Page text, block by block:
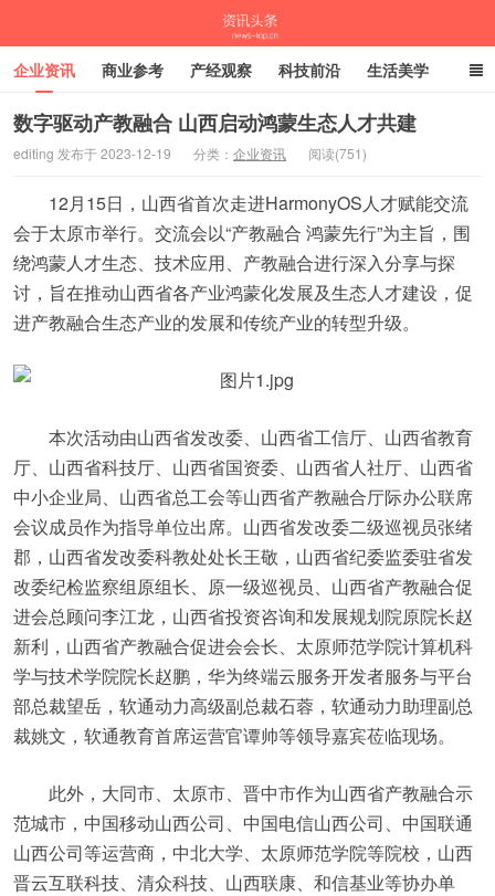
企业资讯 商业参考 产经观察 科技前沿 生活美学
时尚潮流 母婴亲子 专栏
数字驱动产教融合 山西启动鸿蒙生态人才共建
editing 发布于 2023-12-19 分类： 企业资讯 阅读(751)
12月15日，山西省首次走进HarmonyOS人才赋能交流
会于太原市举行。交流会以“产教融合 鸿蒙先行”为主旨，围
绕鸿蒙人才生态、技术应用、产教融合进行深入分享与探
讨，旨在推动山西省各产业鸿蒙化发展及生态人才建设，促
进产教融合生态产业的发展和传统产业的转型升级。
本次活动由山西省发改委、山西省工信厅、山西省教育
厅、山西省科技厅、山西省国资委、山西省人社厅、山西省
中小企业局、山西省总工会等山西省产教融合厅际办公联席
会议成员作为指导单位出席。山西省发改委二级巡视员张绪
郡，山西省发改委科教处处长王敬，山西省纪委监委驻省发
改委纪检监察组原组长、原一级巡视员、山西省产教融合促
进会总顾问李江龙，山西省投资咨询和发展规划院原院长赵
新利，山西省产教融合促进会会长、太原师范学院计算机科
学与技术学院院长赵鹏，华为终端云服务开发者服务与平台
部总裁望岳，软通动力高级副总裁石蓉，软通动力助理副总
裁姚文，软通教育首席运营官谭帅等领导嘉宾莅临现场。
此外，大同市、太原市、晋中市作为山西省产教融合示
范城市，中国移动山西公司、中国电信山西公司、中国联通
山西公司等运营商，中北大学、太原师范学院等院校，山西
晋云互联科技、清众科技、山西联康、和信基业等协办单